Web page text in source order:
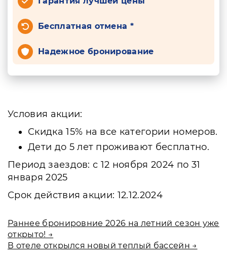
Бесплатная отмена *
Надежное бронирование
Условия акции:
Скидка 15% на все категории номеров.
Дети до 5 лет проживают бесплатно.
Период заездов: с 12 ноября 2024 по 31
января 2025
Срок действия акции: 12.12.2024
Раннее бронировние 2026 на летний сезон уже
открыто! →
В отеле открылся новый теплый бассейн →